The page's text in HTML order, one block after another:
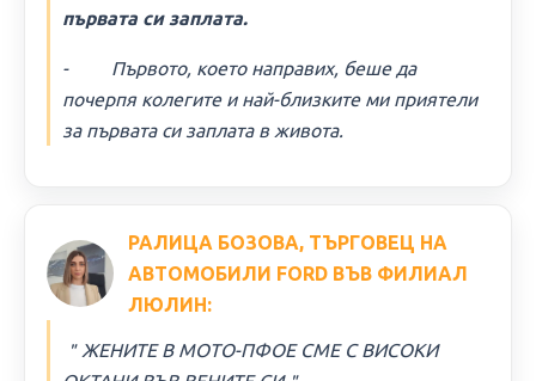
първата си заплата.
- Първото, което направих, беше да
почерпя колегите и най-близките ми приятели
за първата си заплата в живота.
РАЛИЦА БОЗОВА, ТЪРГОВЕЦ НА
АВТОМОБИЛИ FORD ВЪВ ФИЛИАЛ
ЛЮЛИН:
＂ЖЕНИТЕ В МОТО-ПФОЕ СМЕ С ВИСОКИ